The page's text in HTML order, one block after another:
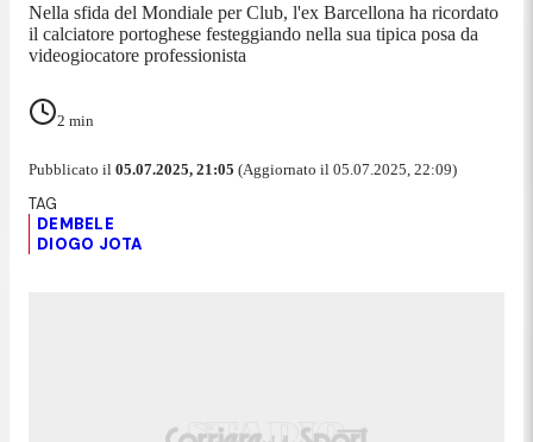
Nella sfida del Mondiale per Club, l'ex Barcellona ha ricordato
il calciatore portoghese festeggiando nella sua tipica posa da
videogiocatore professionista
2 min
Pubblicato il 05.07.2025, 21:05 (Aggiornato il 05.07.2025, 22:09)
DEMBELE
DIOGO JOTA